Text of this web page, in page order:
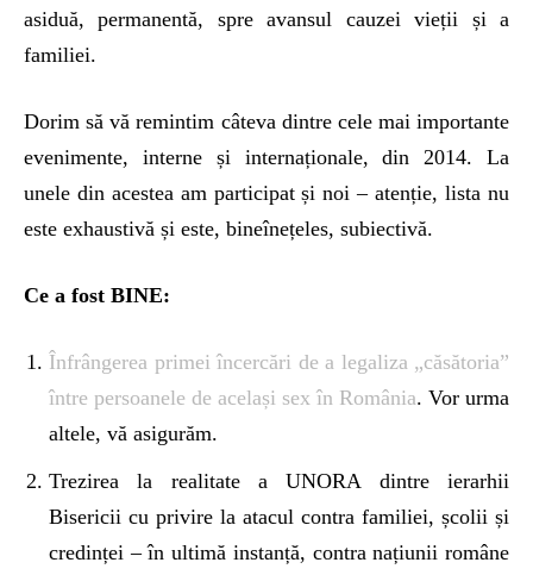
asiduă, permanentă, spre avansul cauzei vieții și a
familiei.
Dorim să vă remintim câteva dintre cele mai importante
evenimente, interne și internaționale, din 2014. La
unele din acestea am participat și noi – atenție, lista nu
este exhaustivă și este, bineînețeles, subiectivă.
Ce a fost BINE:
Înfrângerea primei încercări de a legaliza „căsătoria”
între persoanele de același sex în România. Vor urma
altele, vă asigurăm.
Trezirea la realitate a UNORA dintre ierarhii
Bisericii cu privire la atacul contra familiei, școlii și
credinței – în ultimă instanță, contra națiunii române